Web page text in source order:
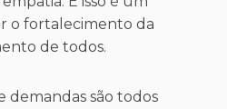
o fortalecimento da
de todos.
demandas são todos